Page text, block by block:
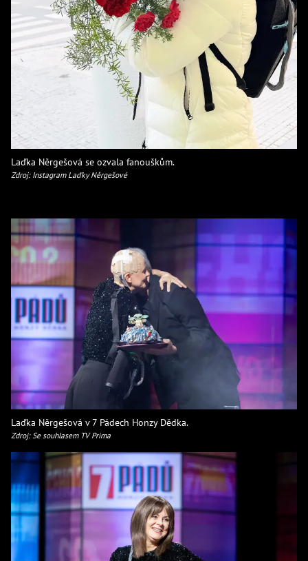
Laďka Něrgešová se ozvala fanouškům.
Zdroj: Instagram Laďky Něrgešové
Laďka Něrgešová v 7 Pádech Honzy Dědka.
Zdroj: Se souhlasem TV Prima